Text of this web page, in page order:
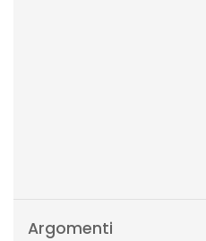
Argomenti